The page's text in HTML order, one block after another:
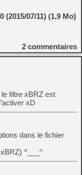
(2015/07/11) (1,9 Mo)
2 commentaires
filtre xBRZ est
xD
dans le fichier
^___^